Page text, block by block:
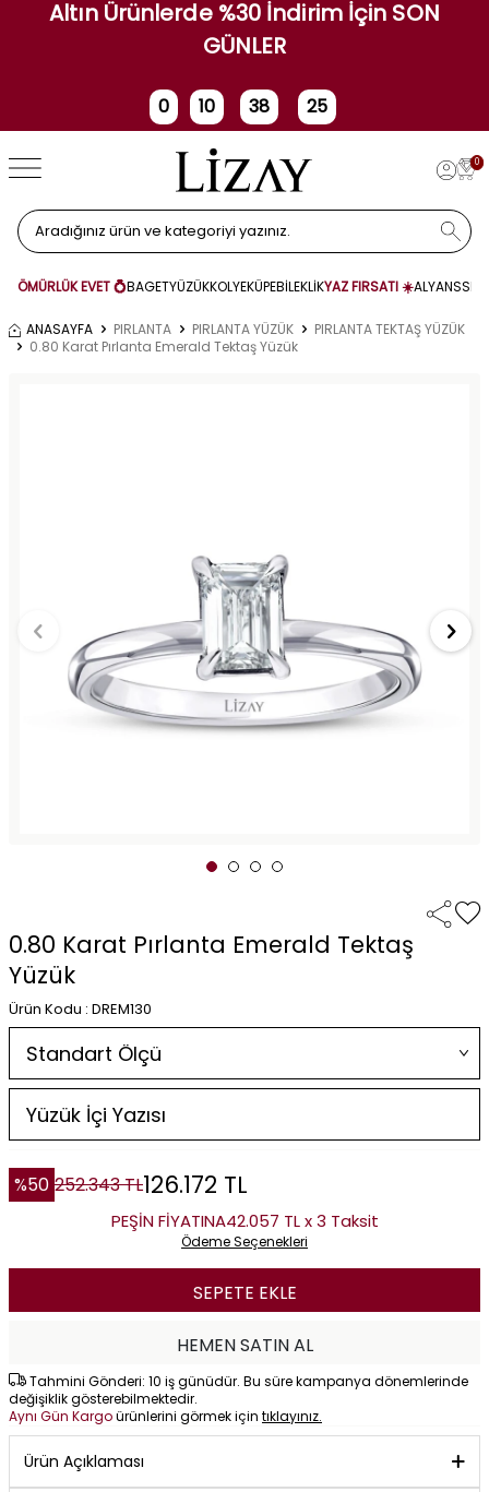
Altın Ürünlerde %30 İndirim İçin SON
GÜNLER
0
Gün
10
Saat
38 25
0
ÖMÜRLÜK EVET 💍BAGETYÜZÜKKOLYEKÜPEBİLEKLİKYAZ FIRSATI ☀️ALYANS
ANASAYFA PIRLANTA PIRLANTA YÜZÜK
PIRLANTA TEKTAŞ YÜZÜK
0.80 Karat Pırlanta Emerald Tektaş Yüzük
0.80 Karat Pırlanta Emerald Tektaş
Yüzük
Ürün Kodu : DREM130
%50 252.343TL126.172 TL
PEŞİN FİYATINA42.057 TL x 3 Taksit
Ödeme Seçenekleri
SEPETE EKLE
HEMEN SATIN AL
Tahmini Gönderi: 10 iş günüdür. Bu süre kampanya dönemlerinde
değişiklik gösterebilmektedir.
Aynı Gün Kargoürünlerini görmek için tıklayınız.
Ürün Açıklaması